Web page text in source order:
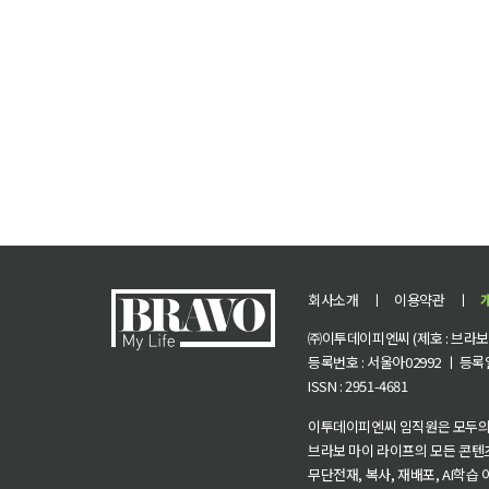
회사소개 ㅣ 이용약관 ㅣ
㈜이투데이피엔씨 (제호 : 브라
등록번호 : 서울아02992 ㅣ 등
ISSN : 2951-4681
이투데이피엔씨 임직원은 모두
브라보 마이 라이프의 모든 콘
무단전재, 복사, 재배포, AI학습